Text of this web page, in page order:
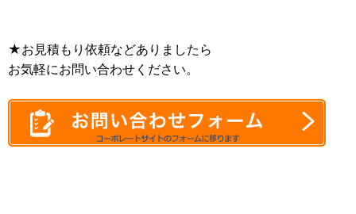
★お見積もり依頼などありましたら
お気軽にお問い合わせください。